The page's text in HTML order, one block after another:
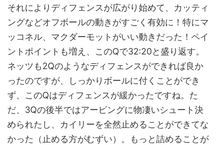
それによりディフェンスが広がり始めて、カッティ
ングなどオフボールの動きがすごく有効に！特にマ
ッコネル、マクダーモットがいい動きだった！ペイ
ントポイントも増え、このQで32:20と盛り返す。
ネッツも2Qのようなディフェンスができれば良か
ったのですが、しっかりボールに付くことができ
ず、このQはディフェンスが緩かったですね。た
だ、3Qの後半ではアービングに物凄いシュート決
められたし、カイリーを全然止めることができてな
かった（止める方がむずい）。もっと詰めることが